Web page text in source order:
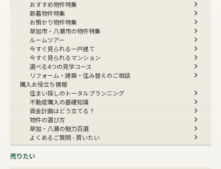
おすすめ物件特集
新着物件特集
お預かり物件特集
草加市・八潮市の物件特集
ルームツアー
今すぐ見られる一戸建て
今すぐ見られるマンション
選べる4つの見学コース
リフォーム・建築・住み替えのご相談
購入お役立ち情報
住まい探しのトータルプランニング
不動産購入の基礎知識
資金計画はどう立てる？
物件の選び方
草加・八潮の魅力百選
よくあるご質問 - 買いたい
売りたい